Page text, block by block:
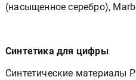
(насыщенное серебро),
Синтетика для цифры
Синтетические материалы